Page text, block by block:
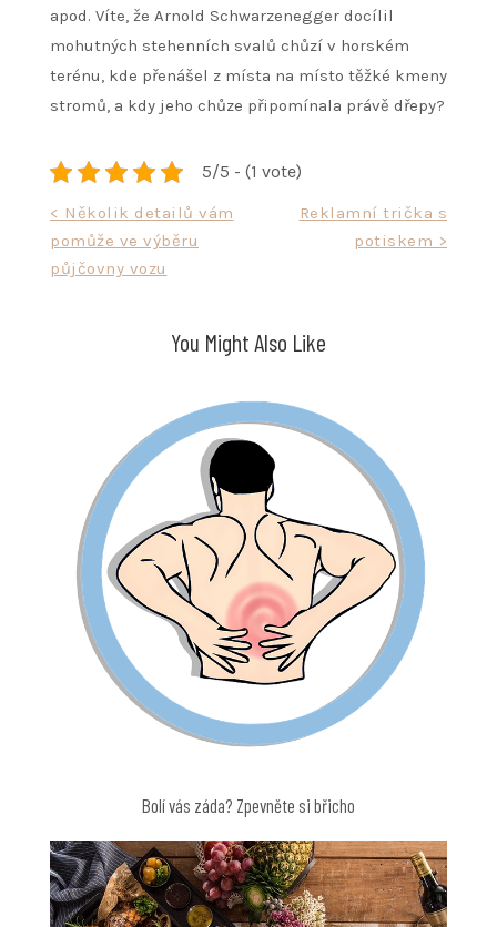
apod. Víte, že Arnold Schwarzenegger docílil
mohutných stehenních svalů chůzí v horském
terénu, kde přenášel z místa na místo těžké kmeny
stromů, a kdy jeho chůze připomínala právě dřepy?
5/5 - (1 vote)
Navigace
příspěvek
< Několik detailů vám
pomůže ve výběru
půjčovny vozu
Reklamní trička s
potiskem >
You Might Also Like
Bolí vás záda? Zpevněte si břicho